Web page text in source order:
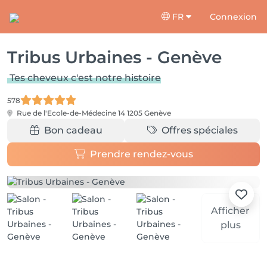
FR Connexion
Tribus Urbaines - Genève
Tes cheveux c'est notre histoire
578
Rue de l'Ecole-de-Médecine 14 1205 Genève
Bon cadeau Offres spéciales
Prendre rendez-vous
Afficher
plus